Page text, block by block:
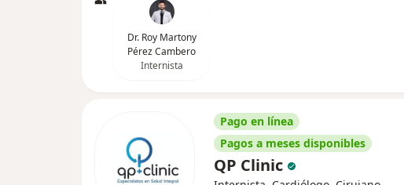
Dr. Roy Martony
Pérez Cambero
Internista
Pago en línea
Pagos a meses disponibles
QP Clinic